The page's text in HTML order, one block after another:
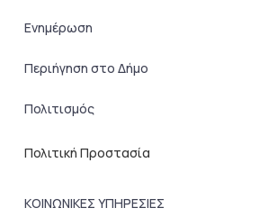
Ενημέρωση
Περιήγηση στο Δήμο
Πολιτισμός
Πολιτική Προστασία
ΚΟΙΝΩΝΙΚΕΣ ΥΠΗΡΕΣΙΕΣ